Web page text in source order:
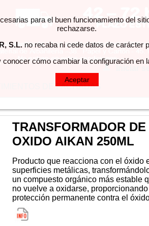
DE FACHADAS
TRANSFORMADOR DE
OXIDO AIKAN 250ML
Producto que reacciona con el óxido
superficies metálicas,
un compuesto orgánico más estable
no vuelve a oxidarse,
protección permanente contra el
para el buen funcionamiento del
rechazarse.
S.L.no recaba ni cede datos de carácter
conocer cómo cambiar la configuración en
Aceptar